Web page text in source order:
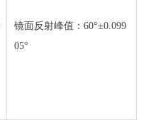
镜面反射峰值：60°±0.099
05°